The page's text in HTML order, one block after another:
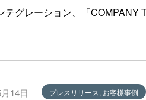
テグレーション、「COMPANY
14日 プレスリリース, お客様事例